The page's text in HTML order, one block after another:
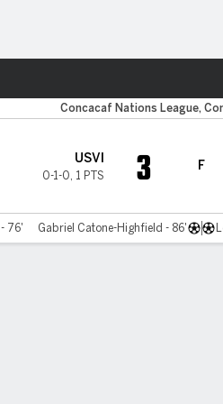
Concacaf Nations League,
USVI
0-1-0, 1 PTS 3 F
76' Gabriel Catone-Highfield - 86'